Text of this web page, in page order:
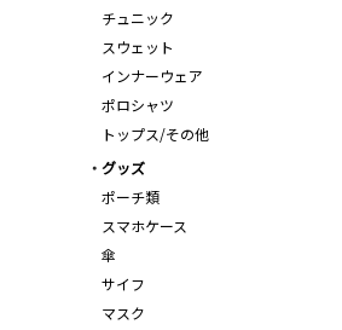
チュニック
スウェット
インナーウェア
ポロシャツ
トップス/その他
グッズ
ポーチ類
スマホケース
傘
サイフ
マスク